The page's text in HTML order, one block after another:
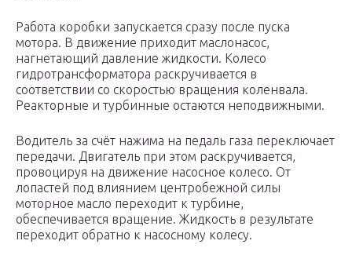
Работа коробки запускается сразу после пуска
мотора. В движение приходит маслонасос,
нагнетающий давление жидкости. Колесо
гидротрансформатора раскручивается в
соответствии со скоростью вращения коленвала.
Реакторные и турбинные остаются неподвижными.
Водитель за счёт нажима на педаль газа переключает
передачи. Двигатель при этом раскручивается,
провоцируя на движение насосное колесо. От
лопастей под влиянием центробежной силы
моторное масло переходит к турбине,
обеспечивается вращение. Жидкость в результате
переходит обратно к насосному колесу.